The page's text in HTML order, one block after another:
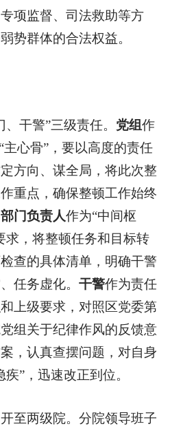
项监督、司法救助等方
势群体的合法权益。
干警”三级责任。 党组作
主心骨”，要以高度的责任
方向、谋全局，将此次整
重点，确保整顿工作始终
部门负责人作为“中间枢
求，将整顿任务和目标转
查的具体清单，明确干警
任务虚化。干警作为责任
上级要求，对照区党委第
组关于纪律作风的反馈意
，认真查摆问题，对自身
”，迅速改正到位。
至两级院。分院领导班子